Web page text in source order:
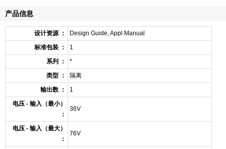
产品信息
设计资源 ：
Design Guide, Appl Manual
标准包装 ：
1
系列 ：
*
类型 ：
隔离
输出数 ：
1
电压 - 输入（最小）
：
36V
电压 - 输入（最大）
：
76V